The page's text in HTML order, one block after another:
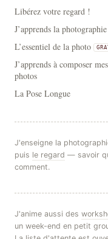
Libérez votre regard !
J’apprends la photographie
L’essentiel de la photo
J’apprends à composer mes
photos
La Pose Longue
J'enseigne la
puis le regard — savoir
comment.
J'anime aussi des
un week-end en petit